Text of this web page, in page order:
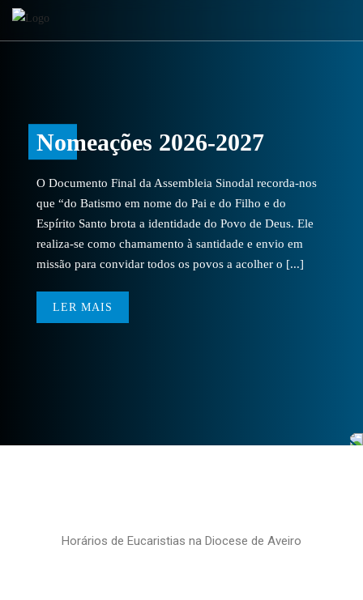
Nomeações 2026-2027
O Documento Final da Assembleia Sinodal recorda-nos
que “do Batismo em nome do Pai e do Filho e do
Espírito Santo brota a identidade do Povo de Deus. Ele
realiza-se como chamamento à santidade e envio em
missão para convidar todos os povos a acolher o [...]
LER MAIS
Horários de Eucaristias na Diocese de Aveiro